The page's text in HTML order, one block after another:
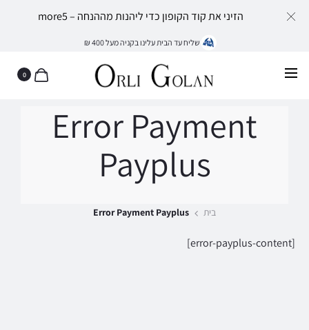
שליח עד הבית עלינו בקניה מעל 400 ₪
0
Error Payment
Payplus
בית Error Payment Payplus
[error-payplus-content]
הזיני את קוד הקופון כדי ליהנות מההנחה – more5